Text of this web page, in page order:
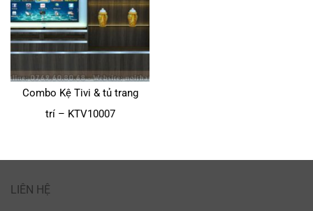
Combo Kệ Tivi & tủ trang
trí – KTV10007
LIÊN HỆ